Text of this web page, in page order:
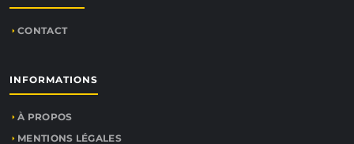
CONTACT
INFORMATIONS
À PROPOS
MENTIONS LÉGALES